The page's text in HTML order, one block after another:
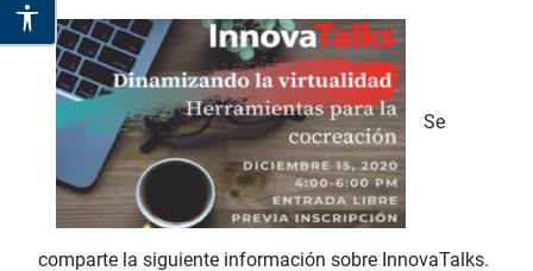
Se
comparte la siguiente información sobre InnovaTalks.